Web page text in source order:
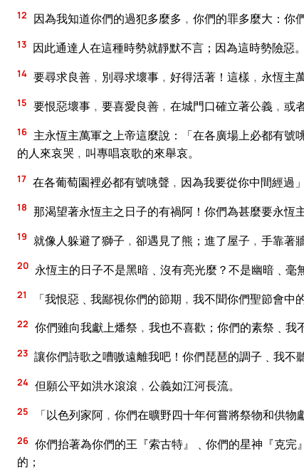
12 因為我知道你們的過犯多麼多﹐你們的罪多麼大：你
13 因此通達人在這種時勢就靜默不言；因為這時勢險惡。
14 要尋求良善﹐別尋求壞事﹐好得活著！這樣﹐永恆主
15 要恨惡壞事﹐要喜愛良善﹐在城門口確立著公義﹐或
16 主永恆主萬軍之上帝這麼說：「在各廣場上必都有
的人來哀哭﹐叫專唱哀歌的來舉哀。
17 在各葡萄園裡必都有號咷聲﹐因為我要從你中間經過」
18 那渴望著永恆主之日子的有禍阿！你們為甚麼要永恆
19 就像人躲避了獅子﹐卻遇見了熊；進了屋子﹐手靠著
20 永恆主的日子不是黑暗﹑沒有亮光麼？不是幽暗﹑毫
21 「我恨惡﹑我鄙視你們的節期﹐我不聞你們聖節會中的
22 你們雖向我獻上燔祭﹐我也不喜歡；你們的素祭﹑我
23 讓你們詩歌之嘈嗷遠離我吧！你們琵琶的調子﹑我不聽
24 但願公平如洪水滾滾﹐公義如江河長流。
25 「以色列家阿﹐你們在曠野四十年何嘗將祭物和供物
26 你們抬著為你們的王『索古特』﹑你們的星神『克
的；